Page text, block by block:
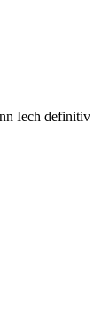
Iech definitiv